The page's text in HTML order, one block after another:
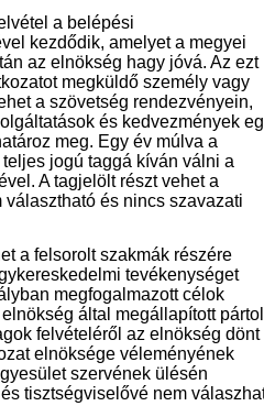
a belépési
kezdődik, amelyet a megyei
az elnökség hagy jóvá. Az ezt
megküldő személy vagy
a szövetség rendezvényein,
és kedvezmények
meg. Egy év múlva a
jogú taggá kíván válni a
A tagjelölt részt vehet a
és nincs szavazati
a felsorolt szakmák részére
tevékenységet
megfogalmazott célok
által megállapított
felvételéről az elnökség dönt
elnöksége véleményének
szervének ülésén
tisztségviselővé nem